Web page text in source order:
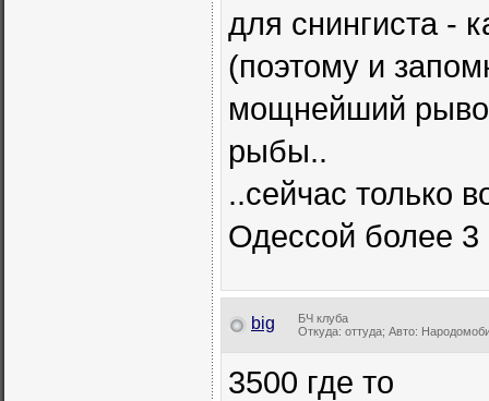
для снингиста -
(поэтому и
мощнейший
рыбы..
..сейчас только
Одессой более 3
big
БЧ клуба
Откуда: оттуда; Авто:
3500 где то